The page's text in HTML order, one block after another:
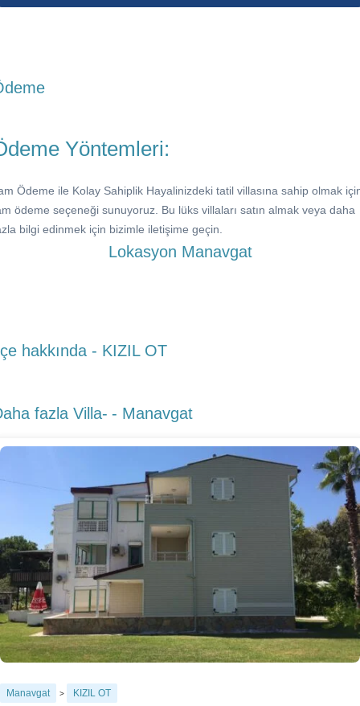
Yöntemleri:
Ödeme ile Kolay Sahiplik Hayalinizdeki tatil villasına sahip olmak
ödeme seçeneği sunuyoruz. Bu lüks villaları satın almak veya daha
bilgi edinmek için bizimle iletişime geçin.
Lokasyon Manavgat
hakkında - KIZIL OT
fazla Villa- - Manavgat
Manavgat > KIZIL OT